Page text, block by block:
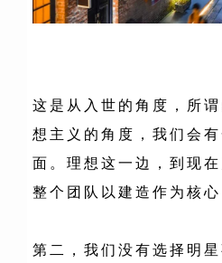
这是从入世的角度，所
想主义的角度，我们会
面。理想这一边，到现
整个团队以建造作为核心
第二，我们没有选择明